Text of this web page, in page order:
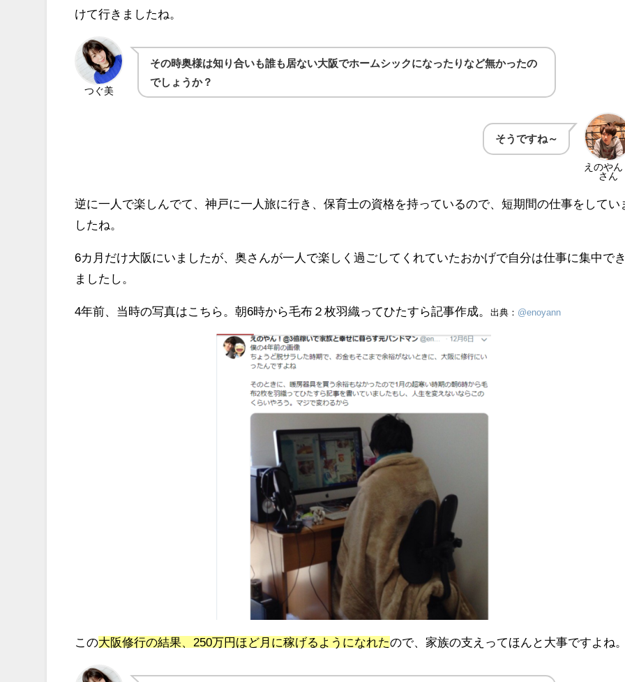
けて行きましたね。
つぐ美
その時奥様は知り合いも誰も居ない大阪でホームシックになったりなど無かったの
でしょうか？
えのやん
さん
そうですね～
逆に一人で楽しんでて、神戸に一人旅に行き、保育士の資格を持っているので、短期間の仕事をしてい
したね。
6カ月だけ大阪にいましたが、奥さんが一人で楽しく過ごしてくれていたおかげで自分は仕事に集中で
ましたし。
4年前、当時の写真はこちら。朝6時から毛布２枚羽織ってひたすら記事作成。出典： @enoyann
この大阪修行の結果、250万円ほど月に稼げるようになれたので、家族の支えってほんと大事ですよね